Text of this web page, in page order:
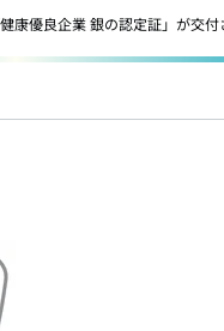
健康優良企業 銀の認定証」が交